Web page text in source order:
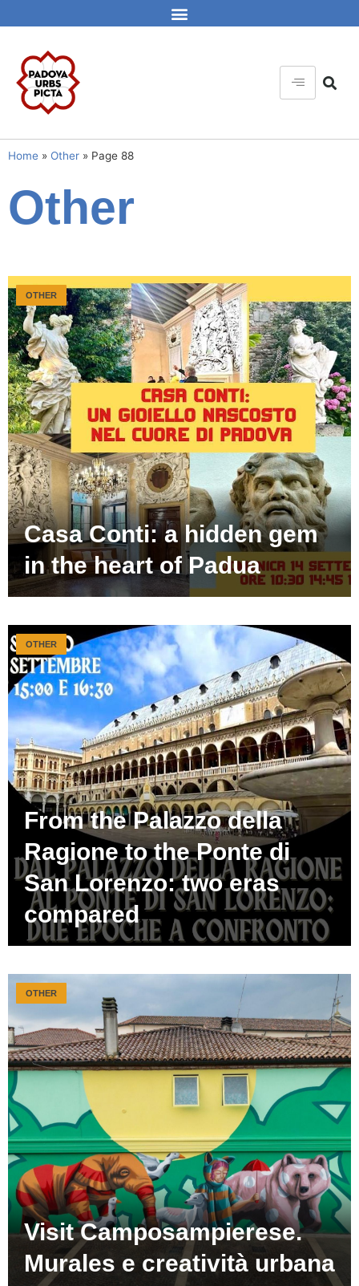
Home » Other » Page 88
Other
Casa Conti: a hidden gem
in the heart of Padua
OTHER
From the Palazzo della
Ragione to the Ponte di
San Lorenzo: two eras
compared
OTHER
Visit Camposampierese.
Murales e creatività urbana
OTHER